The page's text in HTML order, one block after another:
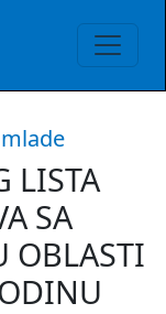
LISTA
SA
OBLASTI